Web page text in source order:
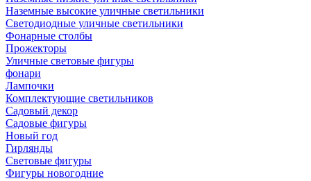
Наземные высокие уличные светильники
Светодиодные уличные светильники
Фонарные столбы
Прожекторы
Уличные световые фигуры
фонари
Лампочки
Комплектующие светильников
Садовый декор
Садовые фигуры
Новый год
Гирлянды
Световые фигуры
Фигуры новогодние